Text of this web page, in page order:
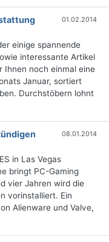
01.02.2014
einige spannende
interessante Artikel
Ihnen noch einmal eine
Januar, sortiert
Durchstöbern lohnt
08.01.2014
in Las Vegas
bringt PC-Gaming
vier Jahren wird die
vorinstalliert. Ein
Alienware und Valve,